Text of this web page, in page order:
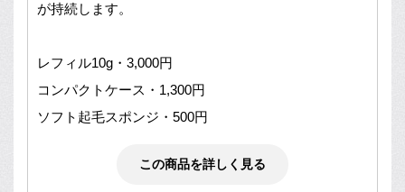
が持続します。
レフィル10g・3,000円
コンパクトケース・1,300円
ソフト起毛スポンジ・500円
この商品を詳しく見る